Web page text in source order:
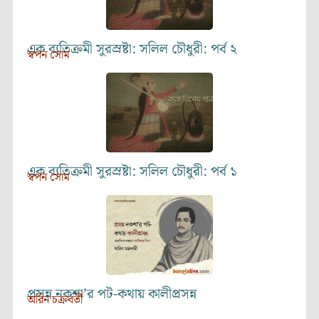
এক ব্যতিক্রমী সুরস্রষ্টা: সলিল চৌধুরী: পর্ব ২
স্বপন সোম
এক ব্যতিক্রমী সুরস্রষ্টা: সলিল চৌধুরী: পর্ব ১
স্বপন সোম
প্রসন্ন নকশা’র পট-কথায় কালীপ্রসন্ন
অরিন চক্রবর্তী